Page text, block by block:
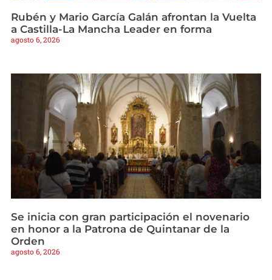
Rubén y Mario García Galán afrontan la Vuelta
a Castilla-La Mancha Leader en forma
agosto 6, 2026
Se inicia con gran participación el novenario
en honor a la Patrona de Quintanar de la
Orden
agosto 6, 2026